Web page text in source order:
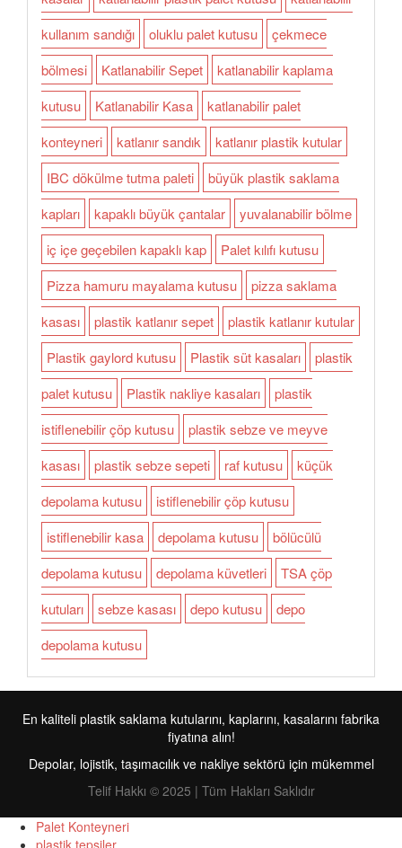
kullanım sandığı
oluklu palet kutusu
çekmece
bölmesi
Katlanabilir Sepet
katlanabilir kaplama
kutusu
Katlanabilir Kasa
katlanabilir palet
konteyneri
katlanır sandık
katlanır plastik kutular
IBC dökülme tutma paleti
büyük plastik saklama
kapları
kapaklı büyük çantalar
yuvalanabilir bölme
iç içe geçebilen kapaklı kap
Palet kılıfı kutusu
Pizza hamuru mayalama kutusu
pizza saklama
kasası
plastik katlanır sepet
plastik katlanır kutular
Plastik gaylord kutusu
Plastik süt kasaları
plastik
palet kutusu
Plastik nakliye kasaları
plastik
istiflenebilir çöp kutusu
plastik sebze ve meyve
kasası
plastik sebze sepeti raf kutusu
küçük
depolama kutusu
istiflenebilir çöp kutusu
istiflenebilir kasa
depolama kutusu
bölücülü
depolama kutusu
depolama küvetleri
TSA çöp
kutuları
sebze kasası depo kutusu
depo
depolama kutusu
En kaliteli plastik saklama kutularını, kaplarını, kasalarını fabrika
fiyatına alın!
Depolar, lojistik, taşımacılık ve nakliye sektörü için mükemmel
Telif Hakkı © 2025 | Tüm Hakları Saklıdır
Palet Konteyneri
plastik tepsiler